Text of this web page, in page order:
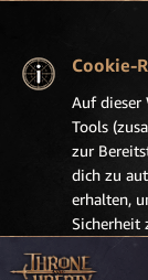
Cookie-
Auf dieser
Tools
zur
dich zu
erhalten,
Sicherheit